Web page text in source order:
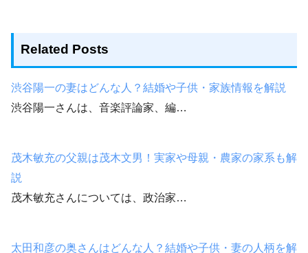
Related Posts
渋谷陽一の妻はどんな人？結婚や子供・家族情報を解説
渋谷陽一さんは、音楽評論家、編…
茂木敏充の父親は茂木文男！実家や母親・農家の家系も解
説
茂木敏充さんについては、政治家…
太田和彦の奥さんはどんな人？結婚や子供・妻の人柄を解